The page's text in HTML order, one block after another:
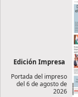
Edición Impresa
Portada del impreso
del 6 de agosto de
2026